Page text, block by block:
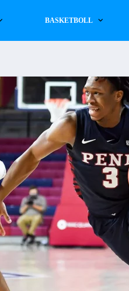
BASKETBOLL